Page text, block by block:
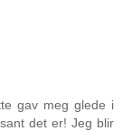
gav meg glede i
det er! Jeg blir